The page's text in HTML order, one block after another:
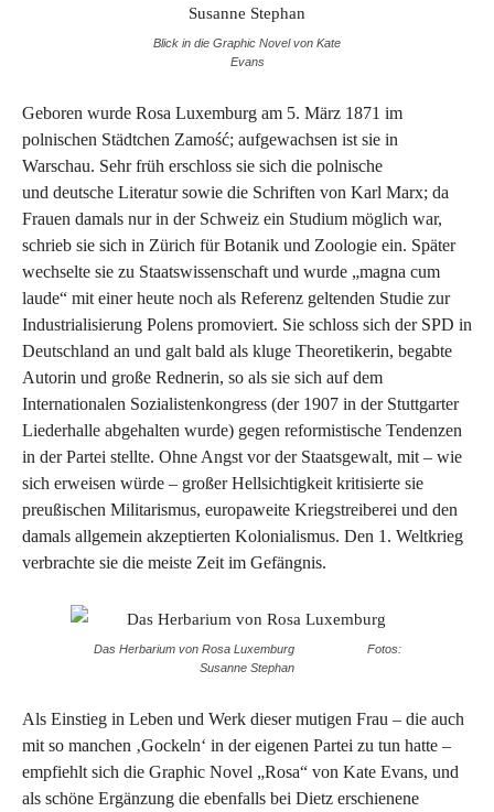
Blick in die Graphic Novel von Kate
Evans
Geboren wurde Rosa Luxemburg am 5. März 1871 im
polnischen Städtchen Zamość; aufgewachsen ist sie in
Warschau. Sehr früh erschloss sie sich die polnische
und deutsche Literatur sowie die Schriften von Karl Marx; da
Frauen damals nur in der Schweiz ein Studium möglich war,
schrieb sie sich in Zürich für Botanik und Zoologie ein. Später
wechselte sie zu Staatswissenschaft und wurde „magna cum
laude“ mit einer heute noch als Referenz geltenden Studie zur
Industrialisierung Polens promoviert. Sie schloss sich der SPD in
Deutschland an und galt bald als kluge Theoretikerin, begabte
Autorin und große Rednerin, so als sie sich auf dem
Internationalen Sozialistenkongress (der 1907 in der Stuttgarter
Liederhalle abgehalten wurde) gegen reformistische Tendenzen
in der Partei stellte. Ohne Angst vor der Staatsgewalt, mit – wie
sich erweisen würde – großer Hellsichtigkeit kritisierte sie
preußischen Militarismus, europaweite Kriegstreiberei und den
damals allgemein akzeptierten Kolonialismus. Den 1. Weltkrieg
verbrachte sie die meiste Zeit im Gefängnis.
Das Herbarium von Rosa Luxemburg Fotos:
Susanne Stephan
Als Einstieg in Leben und Werk dieser mutigen Frau – die auch
mit so manchen ‚Gockeln‘ in der eigenen Partei zu tun hatte –
empfiehlt sich die Graphic Novel „Rosa“ von Kate Evans, und
als schöne Ergänzung die ebenfalls bei Dietz erschienene